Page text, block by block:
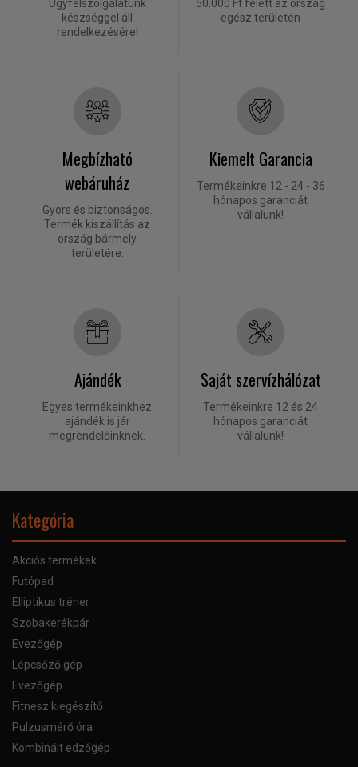
Ügyfélszolgálatunk
készséggel áll
rendelkezésére!
50.000 Ft felett az ország
egész területén
Megbízható
webáruház
Gyors és biztonságos.
Termék kiszállítás az
ország bármely
területére.
Kiemelt Garancia
Termékeinkre 12 - 24 - 36
hónapos garanciát
vállalunk!
Ajándék
Egyes termékeinkhez
ajándék is jár
megrendelőinknek.
Saját szervízhálózat
Termékeinkre 12 és 24
hónapos garanciát
vállalunk!
Kategória
Akciós termékek
Futópad
Elliptikus tréner
Szobakerékpár
Evezőgép
Lépcsőző gép
Evezőgép
Fitnesz kiegészítő
Pulzusmérő óra
Kombinált edzőgép